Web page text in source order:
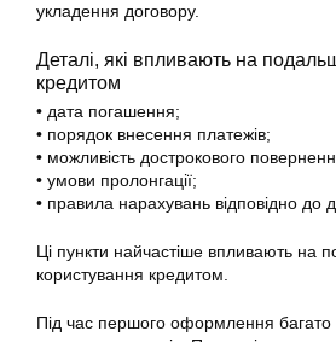
укладення договору.
Деталі, які впливають на
кредитом
• дата погашення;
• порядок внесення платежів;
• можливість дострокового
• умови пролонгації;
• правила нарахувань відповідно до
Ці пункти найчастіше впливають на
користування кредитом.
Під час першого оформлення багато